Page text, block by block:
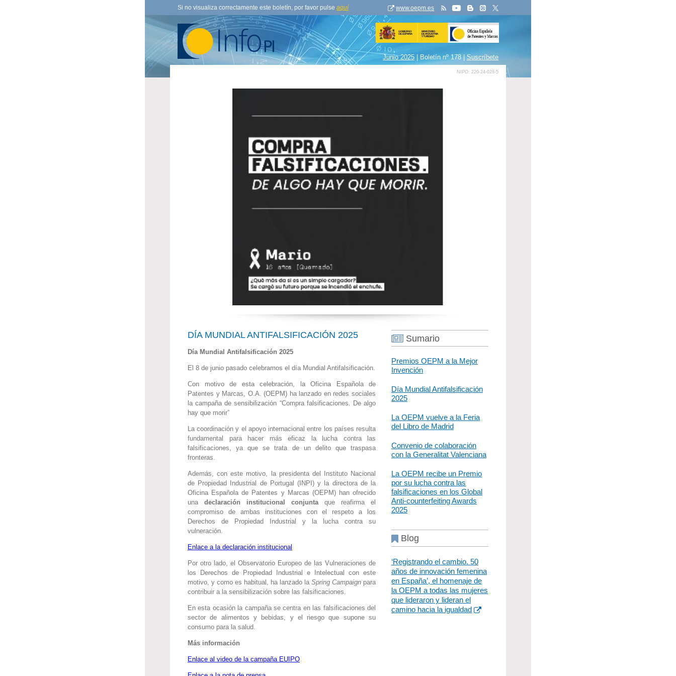
Si no visualiza correctamente este boletín, por favor pulse aquí www.oepm.es
Junio 2025 | Boletín nº 178 |Suscríbete
NIPO: 220-24-028-5
DÍA MUNDIAL ANTIFALSIFICACIÓN 2025
Día Mundial Antifalsificación 2025
El 8 de junio pasado celebramos el día Mundial Antifalsificación.
Con motivo de esta celebración, la Oficina Española de
Patentes y Marcas, O.A. (OEPM) ha lanzado en redes sociales
la campaña de sensibilización “Compra falsificaciones. De algo
hay que morir”
La coordinación y el apoyo internacional entre los países resulta
fundamental para hacer más eficaz la lucha contra las
falsificaciones, ya que se trata de un delito que traspasa
fronteras.
Además, con este motivo, la presidenta del Instituto Nacional
de Propiedad Industrial de Portugal (INPI) y la directora de la
Oficina Española de Patentes y Marcas (OEPM) han ofrecido
una declaración institucional conjunta que reafirma el
compromiso de ambas instituciones con el respeto a los
Derechos de Propiedad Industrial y la lucha contra su
vulneración.
Enlace a la declaración institucional
Por otro lado, el Observatorio Europeo de las Vulneraciones de
los Derechos de Propiedad Industrial e Intelectual con este
motivo, y como es habitual, ha lanzado la Spring Campaign para
contribuir a la sensibilización sobre las falsificaciones.
En esta ocasión la campaña se centra en las falsificaciones del
sector de alimentos y bebidas, y el riesgo que supone su
consumo para la salud.
Más información
Enlace al video de la campaña EUIPO
Sumario
Premios OEPM a la Mejor
Invención
Día Mundial Antifalsificación
2025
La OEPM vuelve a la Feria
del Libro de Madrid
Convenio de colaboración
con la Generalitat Valenciana
La OEPM recibe un Premio
por su lucha contra las
falsificaciones en los Global
Anti-counterfeiting Awards
2025
Blog
‘Registrando el cambio. 50
años de innovación femenina
en España’, el homenaje de
la OEPM a todas las mujeres
que lideraron y lideran el
camino hacia la igualdad